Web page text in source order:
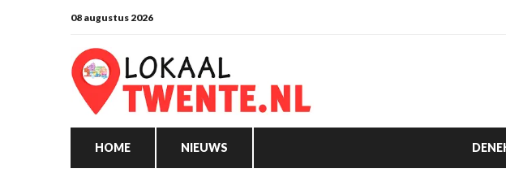
08 augustus 2026
HOME NIEUWS